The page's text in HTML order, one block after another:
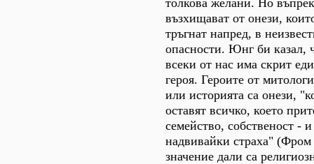
толкова желани. Но
възхищават от онези,
тръгнат напред, в
опасности. Юнг би казал,
всеки от нас има скрит
героя. Героите от
или историята са онези,
оставят всичко, което
семейство, собственост -
надвивайки страха" (Фром
значение дали са